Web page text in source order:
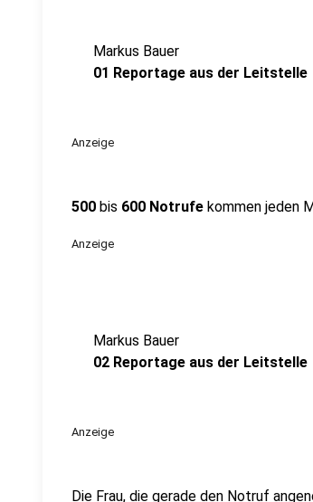
Markus Bauer
01 Reportage aus der Leitstelle
Anzeige
500 bis 600 Notrufe kommen jeden
Anzeige
Markus Bauer
02 Reportage aus der Leitstelle
Anzeige
Die Frau, die gerade den Notruf